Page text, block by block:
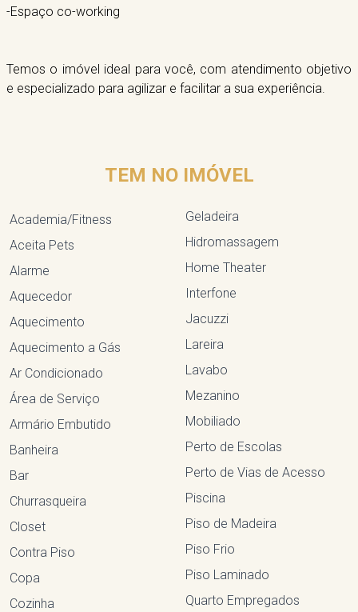
-Espaço co-working
Temos o imóvel ideal para você, com atendimento objetivo
e especializado para agilizar e facilitar a sua experiência.
TEM NO IMÓVEL
Academia/Fitness
Aceita Pets
Alarme
Aquecedor
Aquecimento
Aquecimento a Gás
Ar Condicionado
Área de Serviço
Armário Embutido
Banheira
Bar
Churrasqueira
Closet
Contra Piso
Copa
Cozinha
Geladeira
Hidromassagem
Home Theater
Interfone
Jacuzzi
Lareira
Lavabo
Mezanino
Mobiliado
Perto de Escolas
Perto de Vias de Acesso
Piscina
Piso de Madeira
Piso Frio
Piso Laminado
Quarto Empregados